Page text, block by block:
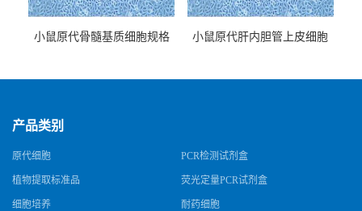
小鼠原代骨髓基质细胞规格
小鼠原代肝内胆管上皮细胞
产品类别
原代细胞 PCR检测试剂盒
植物提取标准品 荧光定量PCR试剂盒
细胞培养 耐药细胞